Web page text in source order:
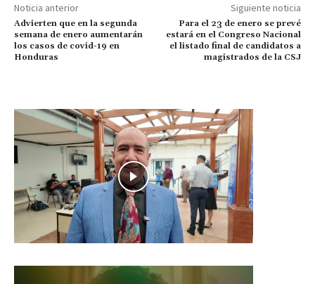
Noticia anterior
Advierten que en la segunda
semana de enero aumentarán
los casos de covid-19 en
Honduras
Siguiente noticia
Para el 23 de enero se prevé
estará en el Congreso Nacional
el listado final de candidatos a
magistrados de la CSJ